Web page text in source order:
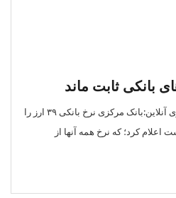
بانکی ثابت ماند
اقتصاد > تجاری - مالی - همشهری آنلاین:بانک مرکزی نرخ بانکی ۳۹ ارز را